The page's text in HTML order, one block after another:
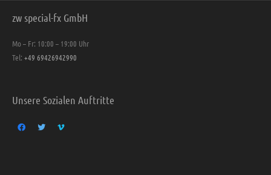
zw special-fx GmbH
Mo – Fr: 10:00 – 19:00 Uhr
Tel: +49 69426942990
Unsere Sozialen Auftritte